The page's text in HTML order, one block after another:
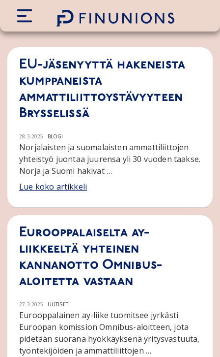
EU-jäsenyyttä hakeneista
kumppaneista
ammattiliittoystävyyteen
Brysselissä
28.3.2025 BLOGI
Norjalaisten ja suomalaisten ammattiliittojen
yhteistyö juontaa juurensa yli 30 vuoden taakse.
Norja ja Suomi hakivat …
Lue koko artikkeli
Eurooppalaiselta ay-
liikkeeltä yhteinen
kannanotto Omnibus-
aloitetta vastaan
27.3.2025 UUTISET
Eurooppalainen ay-liike tuomitsee jyrkästi
Euroopan komission Omnibus-aloitteen, jota
pidetään suorana hyökkäyksenä yritysvastuuta,
työntekijöiden ja ammattiliittojen …